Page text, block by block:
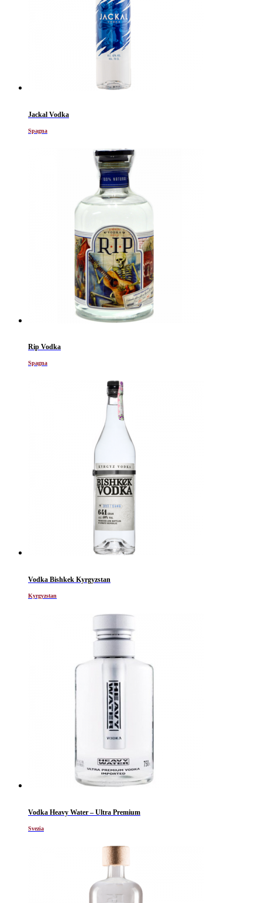
Jackal Vodka
Spagna
Rip Vodka
Spagna
Vodka Bishkek Kyrgyzstan
Kyrgyzstan
Vodka Heavy Water – Ultra Premium
Svezia